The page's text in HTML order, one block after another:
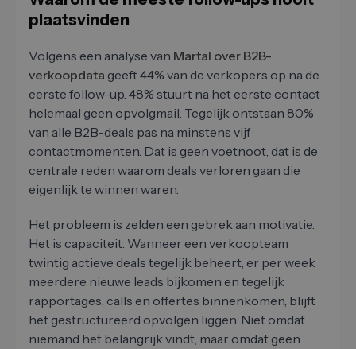
plaatsvinden
Volgens een analyse van Martal over B2B-
verkoopdata geeft 44% van de verkopers op na de
eerste follow-up. 48% stuurt na het eerste contact
helemaal geen opvolgmail. Tegelijk ontstaan 80%
van alle B2B-deals pas na minstens vijf
contactmomenten. Dat is geen voetnoot, dat is de
centrale reden waarom deals verloren gaan die
eigenlijk te winnen waren.
Het probleem is zelden een gebrek aan motivatie.
Het is capaciteit. Wanneer een verkoopteam
twintig actieve deals tegelijk beheert, er per week
meerdere nieuwe leads bijkomen en tegelijk
rapportages, calls en offertes binnenkomen, blijft
het gestructureerd opvolgen liggen. Niet omdat
niemand het belangrijk vindt, maar omdat geen